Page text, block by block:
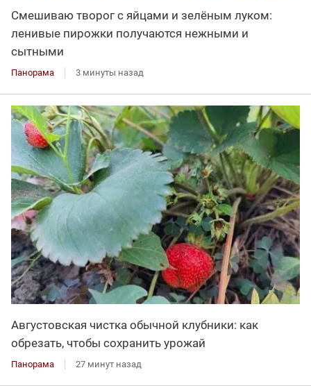
Смешиваю творог с яйцами и зелёным луком:
ленивые пирожки получаются нежными и
сытными
Панорама 3 минуты назад
Августовская чистка обычной клубники: как
обрезать, чтобы сохранить урожай
Панорама 27 минут назад